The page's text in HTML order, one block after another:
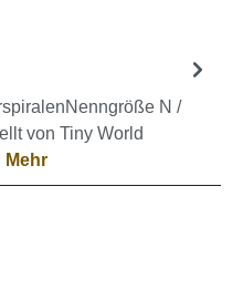
N /
von Tiny World
Mehr